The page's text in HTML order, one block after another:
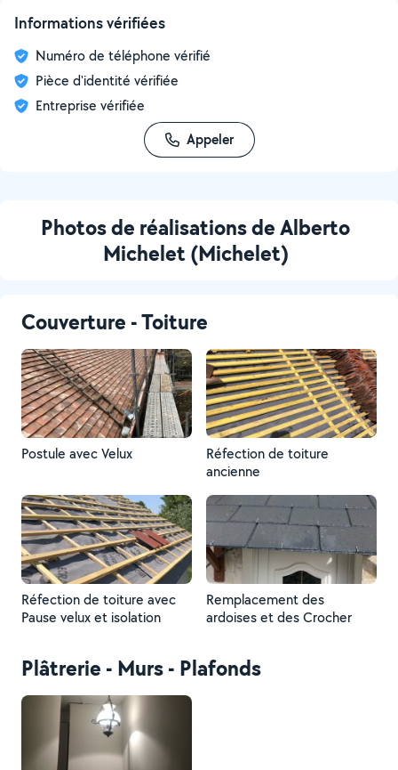
Informations vérifiées
Numéro de téléphone vérifié
Pièce d'identité vérifiée
Entreprise vérifiée
Appeler
Photos de réalisations de Alberto
Michelet (Michelet)
Couverture - Toiture
Postule avec Velux
Réfection de toiture
ancienne
Réfection de toiture avec
Pause velux et isolation
Remplacement des
ardoises et des Crocher
Plâtrerie - Murs - Plafonds